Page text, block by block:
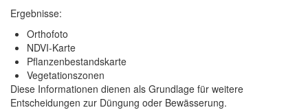
Ergebnisse:
Orthofoto
NDVI-Karte
Pflanzenbestandskarte
Vegetationszonen
Diese Informationen dienen als Grundlage für weitere
Entscheidungen zur Düngung oder Bewässerung.